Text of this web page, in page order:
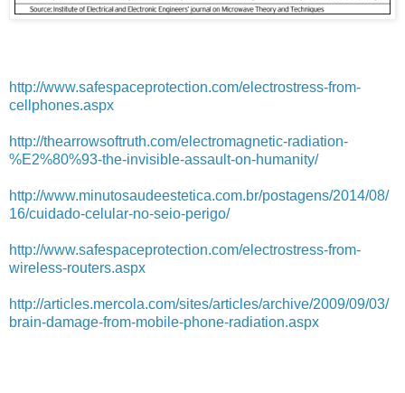
http://www.safespaceprotection.com/electrostress-from-
cellphones.aspx
http://thearrowsoftruth.com/electromagnetic-radiation-
%E2%80%93-the-invisible-assault-on-humanity/
http://www.minutosaudeestetica.com.br/postagens/2014/08/
16/cuidado-celular-no-seio-perigo/
http://www.safespaceprotection.com/electrostress-from-
wireless-routers.aspx
http://articles.mercola.com/sites/articles/archive/2009/09/03/
brain-damage-from-mobile-phone-radiation.aspx